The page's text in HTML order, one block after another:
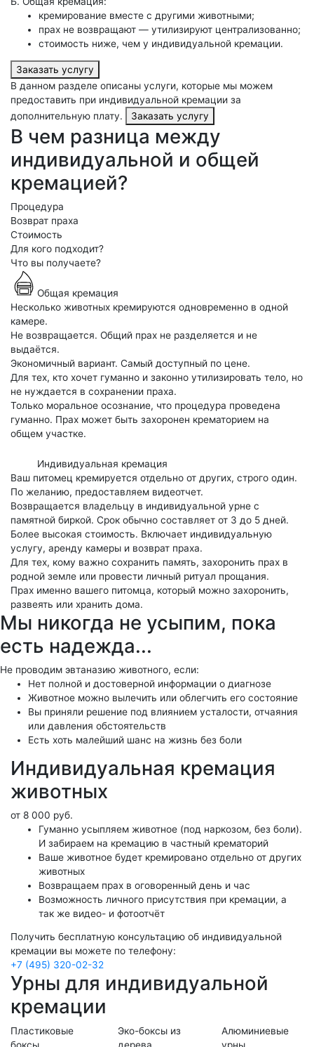
кремирование вместе с другими животными;
прах не возвращают — утилизируют централизованно;
стоимость ниже, чем у индивидуальной кремации.
Заказать услугу
В данном разделе описаны услуги, которые мы можем
предоставить при индивидуальной кремации за
дополнительную плату.
Заказать услугу
В чем разница между
индивидуальной и общей
кремацией?
Процедура
Возврат праха
Стоимость
Для кого подходит?
Что вы получаете?
Общая кремация
Несколько животных кремируются одновременно в одной
камере.
Не возвращается. Общий прах не разделяется и не
выдаётся.
Экономичный вариант. Самый доступный по цене.
Для тех, кто хочет гуманно и законно утилизировать тело, но
не нуждается в сохранении праха.
Только моральное осознание, что процедура проведена
гуманно. Прах может быть захоронен крематорием на
общем участке.
Индивидуальная кремация
Ваш питомец кремируется отдельно от других, строго один.
По желанию, предоставляем видеотчет.
Возвращается владельцу в индивидуальной урне с
памятной биркой. Срок обычно составляет от 3 до 5 дней.
Более высокая стоимость. Включает индивидуальную
услугу, аренду камеры и возврат праха.
Для тех, кому важно сохранить память, захоронить прах в
родной земле или провести личный ритуал прощания.
Прах именно вашего питомца, который можно захоронить,
развеять или хранить дома.
Мы никогда не усыпим, пока
есть надежда...
Не проводим эвтаназию животного, если:
Нет полной и достоверной информации о диагнозе
Животное можно вылечить или облегчить его состояние
Вы приняли решение под влиянием усталости, отчаяния
или давления обстоятельств
Есть хоть малейший шанс на жизнь без боли
Индивидуальная кремация
животных
от 8 000 руб.
Гуманно усыпляем животное (под наркозом, без боли).
И забираем на кремацию в частный крематорий
Ваше животное будет кремировано отдельно от других
животных
Возвращаем прах в оговоренный день и час
Возможность личного присутствия при кремации, а
так же видео- и фотоотчёт
Получить бесплатную консультацию об индивидуальной
кремации вы можете по телефону:
+7 (495) 320-02-32
Урны для индивидуальной
кремации
Пластиковые
Эко-боксы из
Алюминиевые